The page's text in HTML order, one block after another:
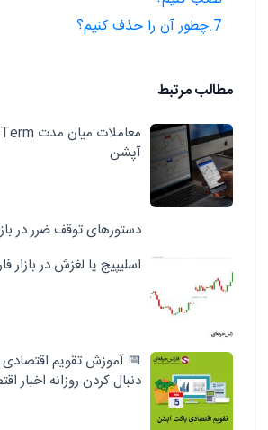
7.چطور آن را حذف کنیم؟
مطالب مرتبط
آپشن
دستورهای توقف ضرر در
اسلیپیج یا لغزش در بازار
📅 آموزش تقویم
دنبال کردن روزانه اخبار